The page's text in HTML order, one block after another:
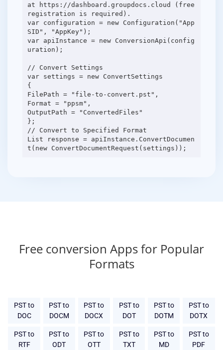
at https://dashboard.groupdocs.cloud (free
registration is required).
var configuration = new Configuration("App
SID", "AppKey");
var apiInstance = new ConversionApi(config
uration);
// Convert Settings
var settings = new ConvertSettings
{
FilePath = "file-to-convert.pst",
Format = "ppsm",
OutputPath = "ConvertedFiles"
};
// Convert to Specified Format
List response = apiInstance.ConvertDocumen
Free conversion Apps for Popular
Formats
PST to
DOC
PST to
DOCM
PST to
DOCX
PST to
DOT
PST to
DOTM
PST to
DOTX
PST to
RTF
PST to
ODT
PST to
OTT
PST to
TXT
PST to
MD
PST to
PDF